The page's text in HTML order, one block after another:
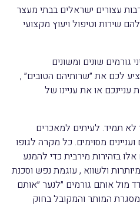
עצורים ישראלים בבתי מעצר
שירות וטיפול ויעוץ מקצועי
גורמים שונים ומשונים
לכם את ״שרותיהם הטובים״ ,
או את עניינו של
תמיד. לעיתים למאכרים
מסוימים. כל מקרה לגופו
אלו בזהירות מירבית כדי להמנע
ולשווא , עוגמת נפש וסכנת
מול אותם גורמים ״לנער ״אותם
המותר והמקובל בחוק